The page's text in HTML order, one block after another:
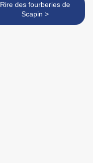
Rire des fourberies de
Scapin >